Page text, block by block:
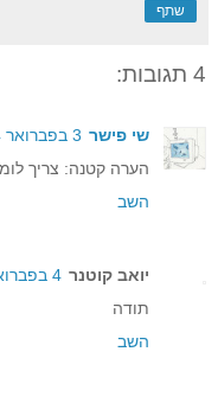
שתף
4 תגובות:
שי פישר 3 בפברואר 2014 בשעה 22:26
הערה קטנה: צריך
השב
יואב קוטנר 4 בפברואר 2014 בשעה 3:19
תודה
השב